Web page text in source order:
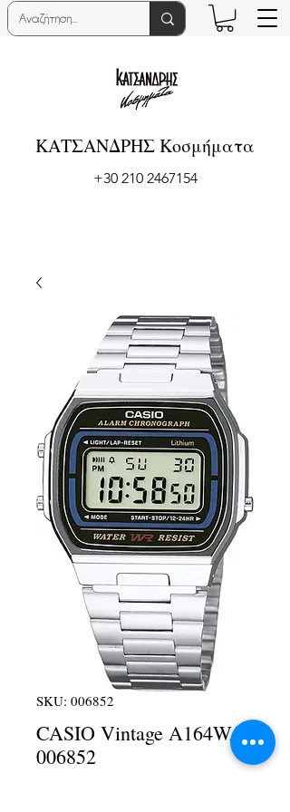
ΚΑΤΣΑΝΔΡΗΣ Κοσμήματα
+30 210 2467154
SKU: 006852
CASIO Vintage A164WA
006852